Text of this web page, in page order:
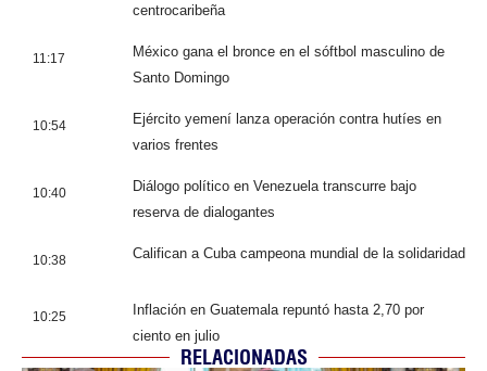
centrocaribeña
11:17
México gana el bronce en el sóftbol masculino de
Santo Domingo
10:54
Ejército yemení lanza operación contra hutíes en
varios frentes
10:40
Diálogo político en Venezuela transcurre bajo
reserva de dialogantes
10:38 Califican a Cuba campeona mundial de la solidaridad
10:25
Inflación en Guatemala repuntó hasta 2,70 por
ciento en julio
RELACIONADAS